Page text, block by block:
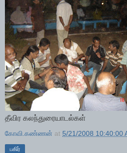
தீவிர கலந்துரையாடல்கள்
கோவி.கண்ணன் at 5/21/2008 10:40:00
பகிர்